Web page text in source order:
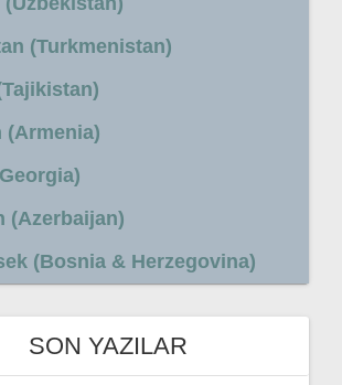
(Turkmenistan)
(Armenia)
(Azerbaijan)
(Bosnia & Herzegovina)
SON YAZILAR